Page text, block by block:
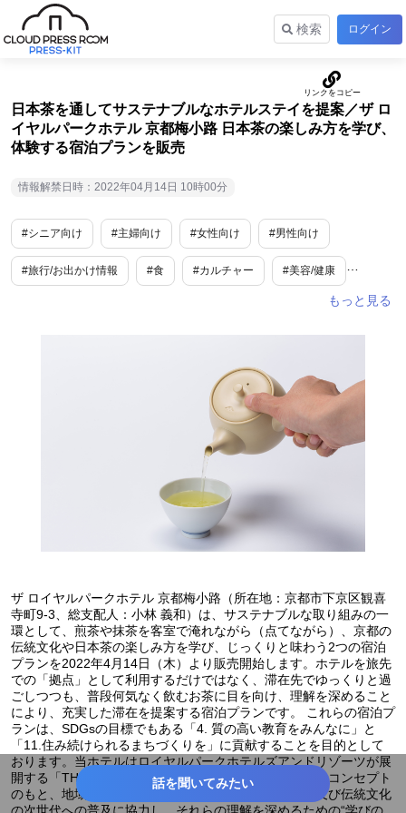
検索 ログイン
日本茶を通してサステナブルなホテルステイを提案／ザ ロ
イヤルパークホテル 京都梅小路 日本茶の楽しみ方を学び、
体験する宿泊プランを販売
情報解禁日時：2022年04月14日 10時00分
#シニア向け #主婦向け #女性向け #男性向け
#旅行/お出かけ情報 #食 #カルチャー #美容/健康
#飲料
ザ ロイヤルパークホテル 京都梅小路（所在地：京都市下京区観喜
寺町9-3、総支配人：小林 義和）は、サステナブルな取り組みの一
環として、煎茶や抹茶を客室で淹れながら（点てながら）、京都の
伝統文化や日本茶の楽しみ方を学び、じっくりと味わう2つの宿泊
プランを2022年4月14日（木）より販売開始します。ホテルを旅先
での「拠点」として利用するだけではなく、滞在先でゆっくりと過
ごしつつも、普段何気なく飲むお茶に目を向け、理解を深めること
により、充実した滞在を提案する宿泊プランです。 これらの宿泊プ
ランは、SDGsの⽬標でもある「4. 質の高い教育をみんなに」と
「11.住み続けられるまちづくりを」に貢献することを目的として
おります。当ホテルはロイヤルパークホテルズアンドリゾーツが展
開する「THEシリーズ」の「街と、もてなす。」というコンセプト
のもと、地域社会に根差す企業とともに、京都の歴史及び伝統文化
話を聞いてみたい